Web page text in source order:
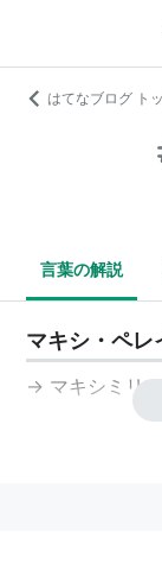
はてなブログ ト
言葉の解説
マキシ・ペレ
→ マキシミリ